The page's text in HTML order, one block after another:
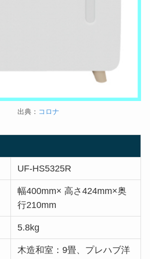
出典： コロナ
UF-HS5325R
幅400mm× 高さ424mm×奥
行210mm
5.8kg
木造和室：9畳、プレハブ洋